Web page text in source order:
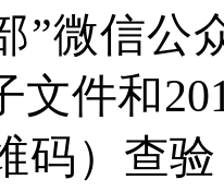
”微信公
文件和
码）查